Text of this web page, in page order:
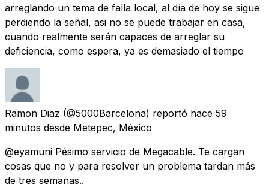
arreglando un tema de falla local, al día de hoy se sigue
perdiendo la señal, asi no se puede trabajar en casa,
cuando realmente serán capaces de arreglar su
deficiencia, como espera, ya es demasiado el tiempo
Ramon Diaz (@5000Barcelona) reportó hace 59
minutos desde Metepec, México
@eyamuni Pésimo servicio de Megacable. Te cargan
cosas que no y para resolver un problema tardan más
de tres semanas..